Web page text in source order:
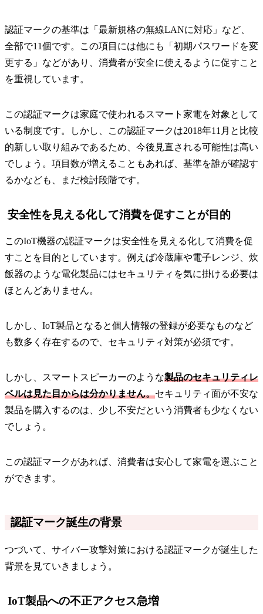
認証マークの基準は「最新規格の無線LANに対応」など、
全部で11個です。この項目には他にも「初期パスワードを変
更する」などがあり、消費者が安全に使えるように促すこと
を重視しています。
この認証マークは家庭で使われるスマート家電を対象として
いる制度です。しかし、この認証マークは2018年11月と比較
的新しい取り組みであるため、今後見直される可能性は高い
でしょう。項目数が増えることもあれば、基準を誰が確認す
るかなども、まだ検討段階です。
安全性を見える化して消費を促すことが目的
このIoT機器の認証マークは安全性を見える化して消費を促
すことを目的としています。例えば冷蔵庫や電子レンジ、炊
飯器のような電化製品にはセキュリティを気に掛ける必要は
ほとんどありません。
しかし、IoT製品となると個人情報の登録が必要なものなど
も数多く存在するので、セキュリティ対策が必須です。
しかし、スマートスピーカーのような製品のセキュリティレ
ベルは見た目からは分かりません。セキュリティ面が不安な
製品を購入するのは、少し不安だという消費者も少なくない
でしょう。
この認証マークがあれば、消費者は安心して家電を選ぶこと
ができます。
認証マーク誕生の背景
つづいて、サイバー攻撃対策における認証マークが誕生した
背景を見ていきましょう。
IoT製品への不正アクセス急増